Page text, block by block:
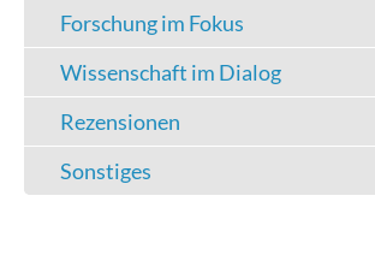
Forschung im Fokus
Wissenschaft im Dialog
Rezensionen
Sonstiges